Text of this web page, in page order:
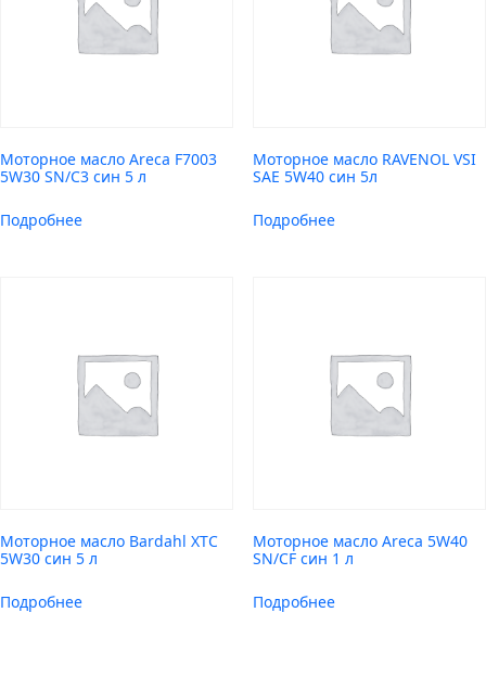
Моторное масло Areca F7003
5W30 SN/C3 син 5 л
Подробнее
Моторное масло RAVENOL VSI
SAE 5W40 син 5л
Подробнее
Моторное масло Bardahl XTC
5W30 син 5 л
Подробнее
Моторное масло Areca 5W40
SN/CF син 1 л
Подробнее